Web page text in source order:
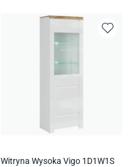
Witryna Wysoka Vigo 1D1W1S